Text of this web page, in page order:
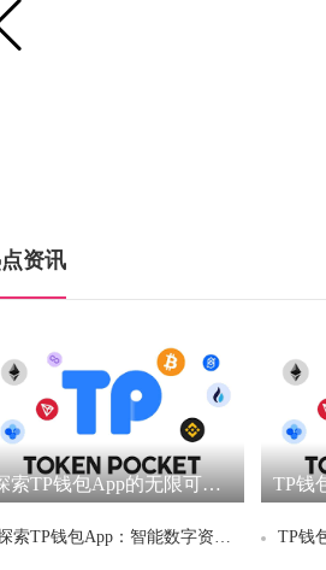
资讯
探索TP钱包App的无限可能：数字资产管理的新高峰
探索TP钱包App：智能数字资产管理的新选择